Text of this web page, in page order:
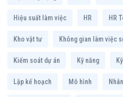
Hiệu suất làm việc HR HR
Kho vật tư Không gian làm việc
Kiểm soát dự án Kỹ năng
Lập kế hoạch Mô hình